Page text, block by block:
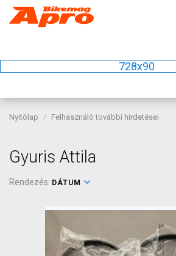
728x90
Nyitólap Felhasználó további hirdetései
Gyuris Attila
Rendezés: DÁTUM